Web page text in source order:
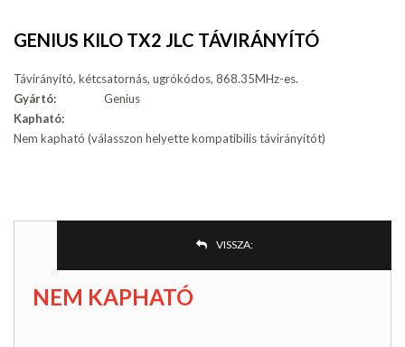
GENIUS KILO TX2 JLC TÁVIRÁNYÍTÓ
Távirányító, kétcsatornás, ugrókódos, 868.35MHz-es.
Gyártó:
Genius
Kapható:
Nem kapható (válasszon helyette kompatibilis távirányítót)
VISSZA:
NEM KAPHATÓ